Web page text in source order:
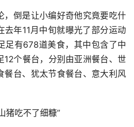
，倒是让小编好奇他究竟要吃什
去年11月中旬就曝光了部分运动
足有678道美食，其中包含了中
12个餐台，分别由亚洲餐台、世
餐台、犹太节食餐台、意大利风
猪吃不了细糠”